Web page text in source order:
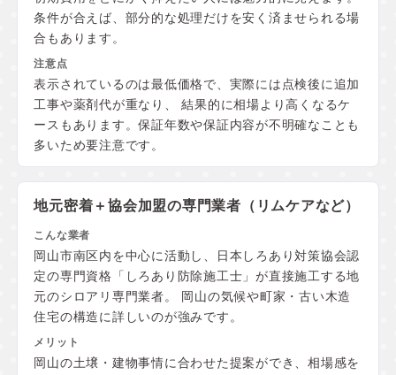
条件が合えば、部分的な処理だけを安く済ませられる場
合もあります。
表示されているのは最低価格で、実際には点検後に追加
工事や薬剤代が重なり、 結果的に相場より高くなるケ
ースもあります。保証年数や保証内容が不明確なことも
多いため要注意です。
地元密着＋協会加盟の専門業者（リムケアなど）
岡山市南区内を中心に活動し、日本しろあり対策協会認
定の専門資格「しろあり防除施工士」が直接施工する地
元のシロアリ専門業者。 岡山の気候や町家・古い木造
住宅の構造に詳しいのが強みです。
岡山の土壌・建物事情に合わせた提案ができ、相場感を